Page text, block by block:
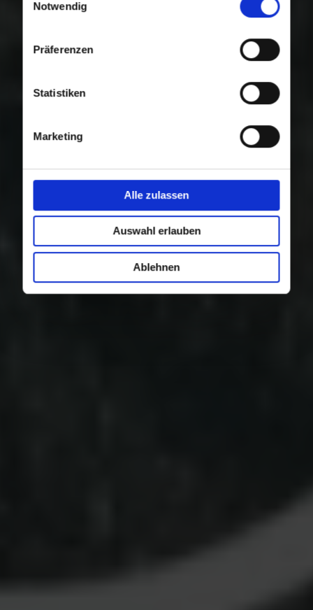
Nutzung der Dienste gesammelt haben.
Notwendig
Präferenzen
Statistiken
Marketing
Alle zulassen
Auswahl erlauben
Ablehnen